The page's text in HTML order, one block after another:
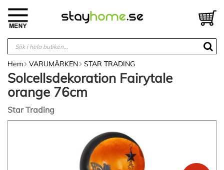
innehållet
Hem VARUMÄRKEN STAR TRADING
Solcellsdekoration Fairytale
orange 76cm
Star Trading